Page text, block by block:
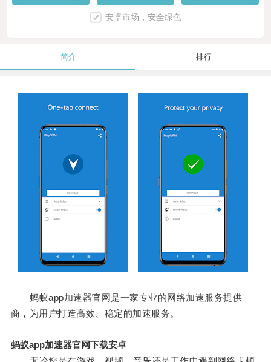
安卓市场，安全绿色
简介 排行
蚂蚁app加速器官网是一家专业的网络加速服务提供
商，为用户打造高效、稳定的加速服务。
蚂蚁app加速器官网下载安卓